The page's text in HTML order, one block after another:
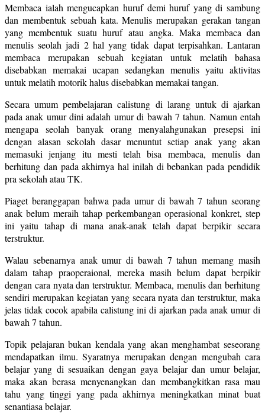
Membaca ialah mengucapkan huruf demi huruf yang di sambung
dan membentuk sebuah kata. Menulis merupakan gerakan tangan
yang membentuk suatu huruf atau angka. Maka membaca dan
menulis seolah jadi 2 hal yang tidak dapat terpisahkan. Lantaran
membaca merupakan sebuah kegiatan untuk melatih bahasa
disebabkan memakai ucapan sedangkan menulis yaitu aktivitas
untuk melatih motorik halus disebabkan memakai tangan.
Secara umum pembelajaran calistung di larang untuk di ajarkan
pada anak umur dini adalah umur di bawah 7 tahun. Namun entah
mengapa seolah banyak orang menyalahgunakan presepsi ini
dengan alasan sekolah dasar menuntut setiap anak yang akan
memasuki jenjang itu mesti telah bisa membaca, menulis dan
berhitung dan pada akhirnya hal inilah di bebankan pada pendidik
pra sekolah atau TK.
Piaget beranggapan bahwa pada umur di bawah 7 tahun seorang
anak belum meraih tahap perkembangan operasional konkret, step
ini yaitu tahap di mana anak-anak telah dapat berpikir secara
terstruktur.
Walau sebenarnya anak umur di bawah 7 tahun memang masih
dalam tahap praoperaional, mereka masih belum dapat berpikir
dengan cara nyata dan terstruktur. Membaca, menulis dan berhitung
sendiri merupakan kegiatan yang secara nyata dan terstruktur, maka
jelas tidak cocok apabila calistung ini di ajarkan pada anak umur di
bawah 7 tahun.
Topik pelajaran bukan kendala yang akan menghambat seseorang
mendapatkan ilmu. Syaratnya merupakan dengan mengubah cara
belajar yang di sesuaikan dengan gaya belajar dan umur belajar,
maka akan berasa menyenangkan dan membangkitkan rasa mau
tahu yang tinggi yang pada akhirnya meningkatkan minat buat
senantiasa belajar.